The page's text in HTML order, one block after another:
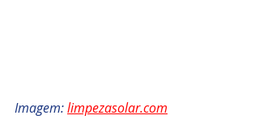
Imagem: limpezasolar.com